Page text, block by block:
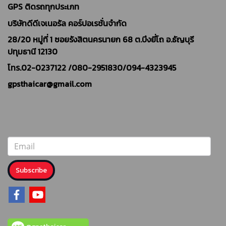
GPS ติดรถทุกประเภท
บริษัทดีดีเจเนอรัล คอร์ปอเรชั่นจำกัด
28/20 หมู่ที่ 1 ซอยรังสิตนครนายก 68 ต.บึงยี่โถ อ.ธัญบุรี
ปทุมธานี 12130
โทร.02-0237122 /080-2951830/094-4323945
gpsthaicar@gmail.com
Subscribe